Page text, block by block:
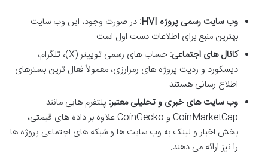
وب سایت رسمی پروژه HVI:
در صورت وجود، این وب سایت
بهترین منبع برای اطلاعات دست اول است.
کانال های اجتماعی:
حساب های رسمی توییتر (X)، تلگرام،
دیسکورد و ردیت پروژه های رمزارزی، معمولاً فعال ترین بسترهای
اطلاع رسانی هستند.
وب سایت های خبری و تحلیلی معتبر: پلتفرم هایی مانند
CoinMarketCap و CoinGecko علاوه بر داده های قیمتی،
بخش اخبار و لینک به وب سایت ها و شبکه های اجتماعی پروژه ها
را نیز ارائه می دهند.